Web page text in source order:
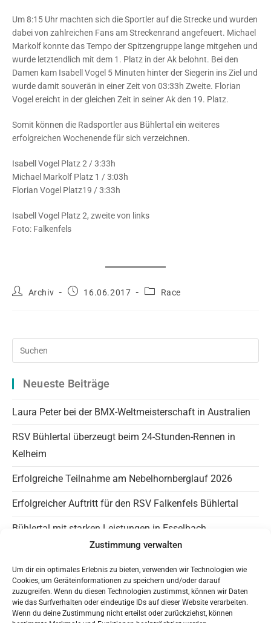
Zustimmung verwalten
Um dir ein optimales Erlebnis zu bieten, verwenden wir Technologien wie
Cookies, um Geräteinformationen zu speichern und/oder darauf
zuzugreifen. Wenn du diesen Technologien zustimmst, können wir Daten
wie das Surfverhalten oder eindeutige IDs auf dieser Website verarbeiten.
Wenn du deine Zustimmung nicht erteilst oder zurückziehst, können
Um 8:15 Uhr machten sich die Sportler auf die Strecke und wurden
dabei von zahlreichen Fans am Streckenrand angefeuert. Michael
Markolf konnte das Tempo der Spitzengruppe lange mitgehen und
wurde letztendlich mit dem 1. Platz in der Ak belohnt. Bei den
Damen kam Isabell Vogel 5 Minuten hinter der Siegerin ins Ziel und
wurde damit souverän in einer Zeit von 03:33h Zweite. Florian
Vogel ereicht in der gleichen Zeit in seiner Ak den 19. Platz.
Somit können die Radsportler aus Bühlertal ein weiteres
erfolgreichen Wochenende für sich verzeichnen.
Isabell Vogel Platz 2 / 3:33h
Michael Markolf Platz 1 / 3:03h
Florian Vogel Platz19 / 3:33h
Isabell Vogel Platz 2, zweite von links
Foto: Falkenfels
Beitrags-
Archiv
Beitrag16.06.2017
Beitrags-
Race
Neueste Beiträge
Laura Peter bei der BMX-Weltmeisterschaft in Australien
RSV Bühlertal überzeugt beim 24-Stunden-Rennen in
Kelheim
Erfolgreiche Teilnahme am Nebelhornberglauf 2026
Erfolgreicher Auftritt für den RSV Falkenfels Bühlertal
Bühlertal mit starken Leistungen in Esselbach
Panaromagravel auf Instagram
Trainingszeiten